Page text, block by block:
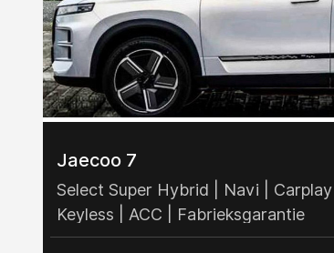
Jaecoo 7
Select Super Hybrid | Navi | Carplay |
Keyless | ACC | Fabrieksgarantie